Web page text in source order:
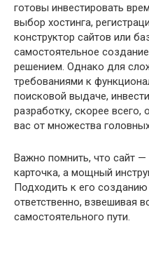
готовы инвестировать
выбор хостинга,
конструктор сайтов или
самостоятельное
решением. Однако для
требованиями к
поисковой выдаче,
разработку, скорее всего,
вас от множества
Важно помнить, что сайт —
карточка, а мощный
Подходить к его
ответственно, взвешивая
самостоятельного пути.